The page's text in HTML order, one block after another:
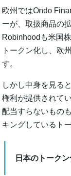
欧州ではOndo
ーが、取扱商品の
Robinhoodも米国
トークン化し、欧
す。
しかし中身を見る
権利が提供されて
配当すらないもの
キングしているト
日本のトーク